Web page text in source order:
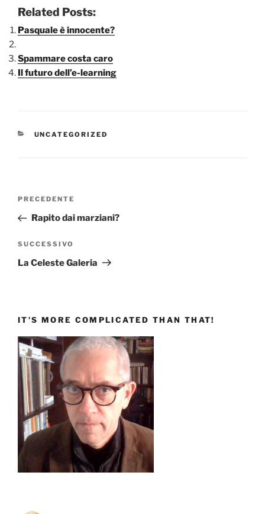
Related Posts:
Pasquale è innocente?
Spammare costa caro
Il futuro dell’e-learning
CATEGORIE
UNCATEGORIZED
Navigazione
Articolo
precedente:
PRECEDENTE
Rapito dai marziani?
Articolo
successivo
SUCCESSIVO
La Celeste Galeria
IT’S MORE COMPLICATED THAN THAT!